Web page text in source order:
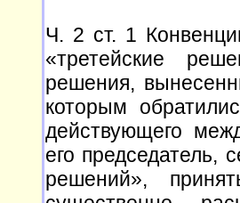
Ч. 2 ст. 1
«третейские
решения,
которым
действующего
его председатель,
решений»,